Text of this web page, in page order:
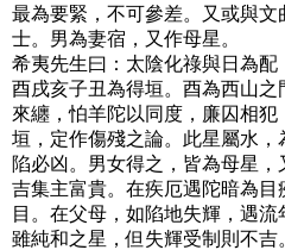
最為要緊，不可參差。又或與
士。男為妻宿，又作母星。
希夷先生曰：太陰化祿與日為
酉戌亥子丑為得垣。酉為西山
來纏，怕羊陀以同度，廉囚相
垣，定作傷殘之論。此星屬水
陷必凶。男女得之，皆為母星，
吉集主富貴。在疾厄遇陀暗為
目。在父母，如陷地失輝，遇
雖純和之星，但失輝受制則不吉